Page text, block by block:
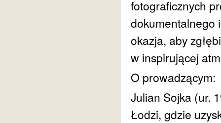
fotograficznych
dokumentalnego
okazja, aby
w inspirującej
O prowadzącym:
Julian Sojka (ur.
Łodzi, gdzie